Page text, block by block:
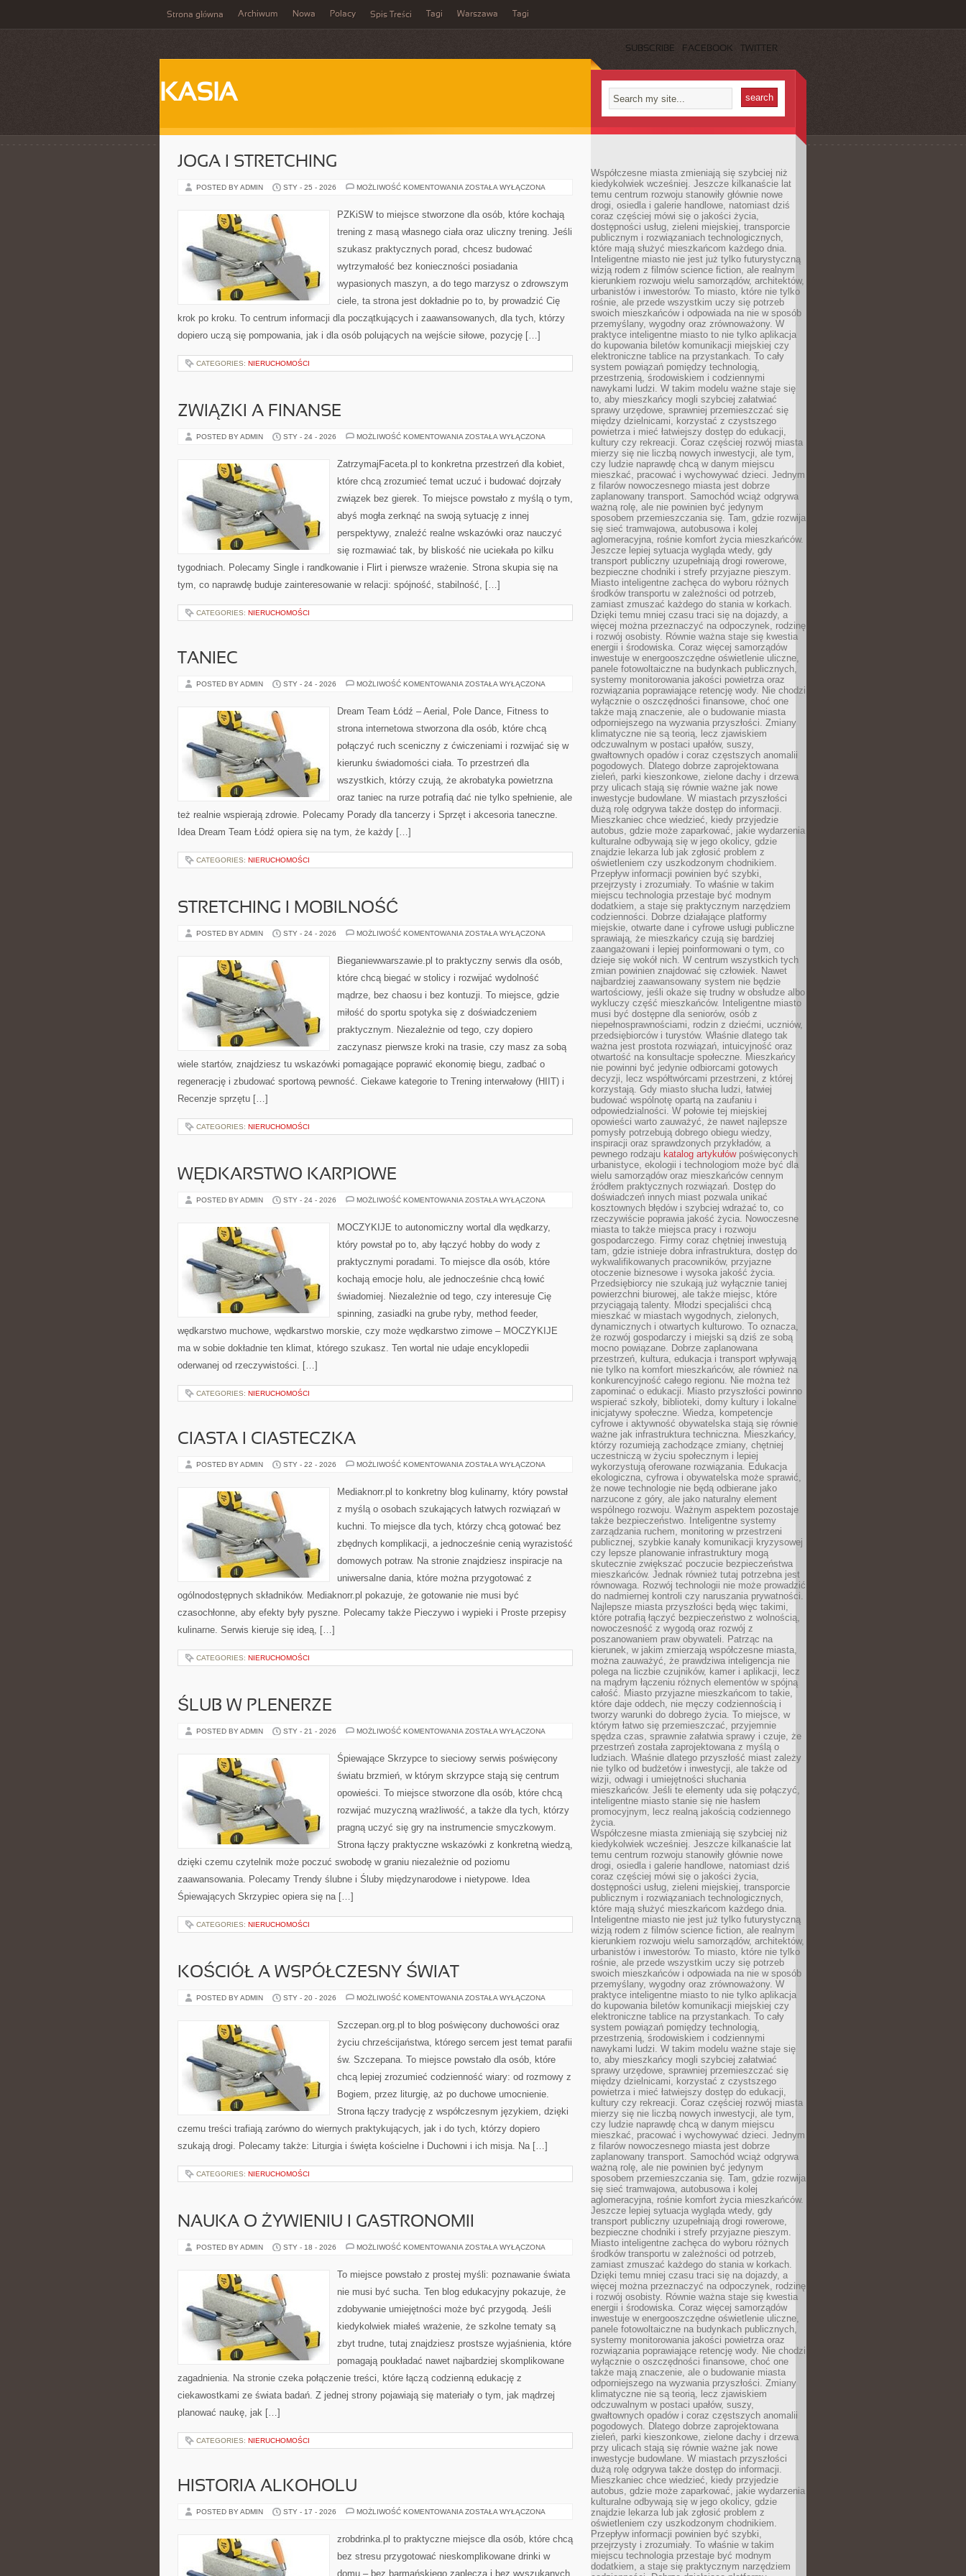
Strona główna Archiwum Nowa Polacy Spis Treści Tagi Warszawa Tagi
SUBSCRIBE FACEBOOK TWITTER
KASIA
JOGA I STRETCHING
POSTED BY ADMIN STY - 25 - 2026 MOŻLIWOŚĆ KOMENTOWANIA JOGA
ZOSTAŁA WYŁĄCZONA
PZKiSW to miejsce stworzone dla osób, które kochają
trening z masą własnego ciała oraz uliczny trening. Jeśli
szukasz praktycznych porad, chcesz budować
wytrzymałość bez konieczności posiadania
wypasionych maszyn, a do tego marzysz o zdrowszym
ciele, ta strona jest dokładnie po to, by prowadzić Cię
krok po kroku. To centrum informacji dla początkujących i zaawansowanych, dla tych, którzy
dopiero uczą się pompowania, jak i dla osób polujących na wejście siłowe, pozycję […]
CATEGORIES: NIERUCHOMOŚCI
ZWIĄZKI A FINANSE
POSTED BY ADMIN STY - 24 - 2026 MOŻLIWOŚĆ KOMENTOWANIA ZWIĄZKI
ZOSTAŁA WYŁĄCZONA
ZatrzymajFaceta.pl to konkretna przestrzeń dla kobiet,
które chcą zrozumieć temat uczuć i budować dojrzały
związek bez gierek. To miejsce powstało z myślą o tym,
abyś mogła zerknąć na swoją sytuację z innej
perspektywy, znaleźć realne wskazówki oraz nauczyć
się rozmawiać tak, by bliskość nie uciekała po kilku
tygodniach. Polecamy Single i randkowanie i Flirt i pierwsze wrażenie. Strona skupia się na
tym, co naprawdę buduje zainteresowanie w relacji: spójność, stabilność, […]
CATEGORIES: NIERUCHOMOŚCI
TANIEC
POSTED BY ADMIN STY - 24 - 2026 MOŻLIWOŚĆ KOMENTOWANIA TANIEC
ZOSTAŁA WYŁĄCZONA
Dream Team Łódź – Aerial, Pole Dance, Fitness to
strona internetowa stworzona dla osób, które chcą
połączyć ruch sceniczny z ćwiczeniami i rozwijać się w
kierunku świadomości ciała. To przestrzeń dla
wszystkich, którzy czują, że akrobatyka powietrzna
oraz taniec na rurze potrafią dać nie tylko spełnienie, ale
też realnie wspierają zdrowie. Polecamy Porady dla tancerzy i Sprzęt i akcesoria taneczne.
Idea Dream Team Łódź opiera się na tym, że każdy […]
CATEGORIES: NIERUCHOMOŚCI
STRETCHING I MOBILNOŚĆ
POSTED BY ADMIN STY - 24 - 2026 MOŻLIWOŚĆ KOMENTOWANIA STRETCHING
ZOSTAŁA WYŁĄCZONA
Bieganiewwarszawie.pl to praktyczny serwis dla osób,
które chcą biegać w stolicy i rozwijać wydolność
mądrze, bez chaosu i bez kontuzji. To miejsce, gdzie
miłość do sportu spotyka się z doświadczeniem
praktycznym. Niezależnie od tego, czy dopiero
zaczynasz pierwsze kroki na trasie, czy masz za sobą
wiele startów, znajdziesz tu wskazówki pomagające poprawić ekonomię biegu, zadbać o
regenerację i zbudować sportową pewność. Ciekawe kategorie to Trening interwałowy (HIIT) i
Recenzje sprzętu […]
CATEGORIES: NIERUCHOMOŚCI
WĘDKARSTWO KARPIOWE
POSTED BY ADMIN STY - 24 - 2026 MOŻLIWOŚĆ KOMENTOWANIA WĘDKARSTWO
ZOSTAŁA WYŁĄCZONA
MOCZYKIJE to autonomiczny wortal dla wędkarzy,
który powstał po to, aby łączyć hobby do wody z
praktycznymi poradami. To miejsce dla osób, które
kochają emocje holu, ale jednocześnie chcą łowić
świadomiej. Niezależnie od tego, czy interesuje Cię
spinning, zasiadki na grube ryby, method feeder,
wędkarstwo muchowe, wędkarstwo morskie, czy może wędkarstwo zimowe – MOCZYKIJE
ma w sobie dokładnie ten klimat, którego szukasz. Ten wortal nie udaje encyklopedii
oderwanej od rzeczywistości. […]
CATEGORIES: NIERUCHOMOŚCI
CIASTA I CIASTECZKA
POSTED BY ADMIN STY - 22 - 2026 MOŻLIWOŚĆ KOMENTOWANIA CIASTA
ZOSTAŁA WYŁĄCZONA
Mediaknorr.pl to konkretny blog kulinarny, który powstał
z myślą o osobach szukających łatwych rozwiązań w
kuchni. To miejsce dla tych, którzy chcą gotować bez
zbędnych komplikacji, a jednocześnie cenią wyrazistość
domowych potraw. Na stronie znajdziesz inspiracje na
uniwersalne dania, które można przygotować z
ogólnodostępnych składników. Mediaknorr.pl pokazuje, że gotowanie nie musi być
czasochłonne, aby efekty były pyszne. Polecamy także Pieczywo i wypieki i Proste przepisy
kulinarne. Serwis kieruje się ideą, […]
CATEGORIES: NIERUCHOMOŚCI
ŚLUB W PLENERZE
POSTED BY ADMIN STY - 21 - 2026 MOŻLIWOŚĆ KOMENTOWANIA ŚLUB
ZOSTAŁA WYŁĄCZONA
Śpiewające Skrzypce to sieciowy serwis poświęcony
światu brzmień, w którym skrzypce stają się centrum
opowieści. To miejsce stworzone dla osób, które chcą
rozwijać muzyczną wrażliwość, a także dla tych, którzy
pragną uczyć się gry na instrumencie smyczkowym.
Strona łączy praktyczne wskazówki z konkretną wiedzą,
dzięki czemu czytelnik może poczuć swobodę w graniu niezależnie od poziomu
zaawansowania. Polecamy Trendy ślubne i Śluby międzynarodowe i nietypowe. Idea
Śpiewających Skrzypiec opiera się na […]
CATEGORIES: NIERUCHOMOŚCI
KOŚCIÓŁ A WSPÓŁCZESNY ŚWIAT
POSTED BY ADMIN STY - 20 - 2026 MOŻLIWOŚĆ KOMENTOWANIA KOŚCIÓŁ
ZOSTAŁA WYŁĄCZONA
Szczepan.org.pl to blog poświęcony duchowości oraz
życiu chrześcijaństwa, którego sercem jest temat parafii
św. Szczepana. To miejsce powstało dla osób, które
chcą lepiej zrozumieć codzienność wiary: od rozmowy z
Bogiem, przez liturgię, aż po duchowe umocnienie.
Strona łączy tradycję z współczesnym językiem, dzięki
czemu treści trafiają zarówno do wiernych praktykujących, jak i do tych, którzy dopiero
szukają drogi. Polecamy także: Liturgia i święta kościelne i Duchowni i ich misja. Na […]
CATEGORIES: NIERUCHOMOŚCI
NAUKA O ŻYWIENIU I GASTRONOMII
POSTED BY ADMIN STY - 18 - 2026 MOŻLIWOŚĆ KOMENTOWANIA NAUKA
GASTRONOMII
ZOSTAŁA WYŁĄCZONA
To miejsce powstało z prostej myśli: poznawanie świata
nie musi być sucha. Ten blog edukacyjny pokazuje, że
zdobywanie umiejętności może być przygodą. Jeśli
kiedykolwiek miałeś wrażenie, że szkolne tematy są
zbyt trudne, tutaj znajdziesz prostsze wyjaśnienia, które
pomagają poukładać nawet najbardziej skomplikowane
zagadnienia. Na stronie czeka połączenie treści, które łączą codzienną edukację z
ciekawostkami ze świata badań. Z jednej strony pojawiają się materiały o tym, jak mądrzej
planować naukę, jak […]
CATEGORIES: NIERUCHOMOŚCI
HISTORIA ALKOHOLU
POSTED BY ADMIN STY - 17 - 2026 MOŻLIWOŚĆ KOMENTOWANIA HISTORIA
ZOSTAŁA WYŁĄCZONA
zrobdrinka.pl to praktyczne miejsce dla osób, które chcą
bez stresu przygotować nieskomplikowane drinki w
domu – bez barmańskiego zaplecza i bez wyszukanych
Współczesne miasta zmieniają się szybciej niż
kiedykolwiek wcześniej. Jeszcze kilkanaście lat
temu centrum rozwoju stanowiły głównie nowe
drogi, osiedla i galerie handlowe, natomiast dziś
coraz częściej mówi się o jakości życia,
dostępności usług, zieleni miejskiej, transporcie
publicznym i rozwiązaniach technologicznych,
które mają służyć mieszkańcom każdego dnia.
Inteligentne miasto nie jest już tylko futurystyczną
wizją rodem z filmów science fiction, ale realnym
kierunkiem rozwoju wielu samorządów, architektów,
urbanistów i inwestorów. To miasto, które nie tylko
rośnie, ale przede wszystkim uczy się potrzeb
swoich mieszkańców i odpowiada na nie w sposób
przemyślany, wygodny oraz zrównoważony. W
praktyce inteligentne miasto to nie tylko aplikacja
do kupowania biletów komunikacji miejskiej czy
elektroniczne tablice na przystankach. To cały
system powiązań pomiędzy technologią,
przestrzenią, środowiskiem i codziennymi
nawykami ludzi. W takim modelu ważne staje się
to, aby mieszkańcy mogli szybciej załatwiać
sprawy urzędowe, sprawniej przemieszczać się
między dzielnicami, korzystać z czystszego
powietrza i mieć łatwiejszy dostęp do edukacji,
kultury czy rekreacji. Coraz częściej rozwój miasta
mierzy się nie liczbą nowych inwestycji, ale tym,
czy ludzie naprawdę chcą w danym miejscu
mieszkać, pracować i wychowywać dzieci. Jednym
z filarów nowoczesnego miasta jest dobrze
zaplanowany transport. Samochód wciąż odgrywa
ważną rolę, ale nie powinien być jedynym
sposobem przemieszczania się. Tam, gdzie rozwija
się sieć tramwajowa, autobusowa i kolej
aglomeracyjna, rośnie komfort życia mieszkańców.
Jeszcze lepiej sytuacja wygląda wtedy, gdy
transport publiczny uzupełniają drogi rowerowe,
bezpieczne chodniki i strefy przyjazne pieszym.
Miasto inteligentne zachęca do wyboru różnych
środków transportu w zależności od potrzeb,
zamiast zmuszać każdego do stania w korkach.
Dzięki temu mniej czasu traci się na dojazdy, a
więcej można przeznaczyć na odpoczynek, rodzinę
i rozwój osobisty. Równie ważna staje się kwestia
energii i środowiska. Coraz więcej samorządów
inwestuje w energooszczędne oświetlenie uliczne,
panele fotowoltaiczne na budynkach publicznych,
systemy monitorowania jakości powietrza oraz
rozwiązania poprawiające retencję wody. Nie chodzi
wyłącznie o oszczędności finansowe, choć one
także mają znaczenie, ale o budowanie miasta
odporniejszego na wyzwania przyszłości. Zmiany
klimatyczne nie są teorią, lecz zjawiskiem
odczuwalnym w postaci upałów, suszy,
gwałtownych opadów i coraz częstszych anomalii
pogodowych. Dlatego dobrze zaprojektowana
zieleń, parki kieszonkowe, zielone dachy i drzewa
przy ulicach stają się równie ważne jak nowe
inwestycje budowlane. W miastach przyszłości
dużą rolę odgrywa także dostęp do informacji.
Mieszkaniec chce wiedzieć, kiedy przyjedzie
autobus, gdzie może zaparkować, jakie wydarzenia
kulturalne odbywają się w jego okolicy, gdzie
znajdzie lekarza lub jak zgłosić problem z
oświetleniem czy uszkodzonym chodnikiem.
Przepływ informacji powinien być szybki,
przejrzysty i zrozumiały. To właśnie w takim
miejscu technologia przestaje być modnym
dodatkiem, a staje się praktycznym narzędziem
codzienności. Dobrze działające platformy
miejskie, otwarte dane i cyfrowe usługi publiczne
sprawiają, że mieszkańcy czują się bardziej
zaangażowani i lepiej poinformowani o tym, co
dzieje się wokół nich. W centrum wszystkich tych
zmian powinien znajdować się człowiek. Nawet
najbardziej zaawansowany system nie będzie
wartościowy, jeśli okaże się trudny w obsłudze albo
wykluczy część mieszkańców. Inteligentne miasto
musi być dostępne dla seniorów, osób z
niepełnosprawnościami, rodzin z dziećmi, uczniów,
przedsiębiorców i turystów. Właśnie dlatego tak
ważna jest prostota rozwiązań, intuicyjność oraz
otwartość na konsultacje społeczne. Mieszkańcy
nie powinni być jedynie odbiorcami gotowych
decyzji, lecz współtwórcami przestrzeni, z której
korzystają. Gdy miasto słucha ludzi, łatwiej
budować wspólnotę opartą na zaufaniu i
odpowiedzialności. W połowie tej miejskiej
opowieści warto zauważyć, że nawet najlepsze
pomysły potrzebują dobrego obiegu wiedzy,
inspiracji oraz sprawdzonych przykładów, a
pewnego rodzaju katalog artykułówpoświęconych
urbanistyce, ekologii i technologiom może być dla
wielu samorządów oraz mieszkańców cennym
źródłem praktycznych rozwiązań. Dostęp do
doświadczeń innych miast pozwala unikać
kosztownych błędów i szybciej wdrażać to, co
rzeczywiście poprawia jakość życia. Nowoczesne
miasta to także miejsca pracy i rozwoju
gospodarczego. Firmy coraz chętniej inwestują
tam, gdzie istnieje dobra infrastruktura, dostęp do
wykwalifikowanych pracowników, przyjazne
otoczenie biznesowe i wysoka jakość życia.
Przedsiębiorcy nie szukają już wyłącznie taniej
powierzchni biurowej, ale także miejsc, które
przyciągają talenty. Młodzi specjaliści chcą
mieszkać w miastach wygodnych, zielonych,
dynamicznych i otwartych kulturowo. To oznacza,
że rozwój gospodarczy i miejski są dziś ze sobą
mocno powiązane. Dobrze zaplanowana
przestrzeń, kultura, edukacja i transport wpływają
nie tylko na komfort mieszkańców, ale również na
konkurencyjność całego regionu. Nie można też
zapominać o edukacji. Miasto przyszłości powinno
wspierać szkoły, biblioteki, domy kultury i lokalne
inicjatywy społeczne. Wiedza, kompetencje
cyfrowe i aktywność obywatelska stają się równie
ważne jak infrastruktura techniczna. Mieszkańcy,
którzy rozumieją zachodzące zmiany, chętniej
uczestniczą w życiu społecznym i lepiej
wykorzystują oferowane rozwiązania. Edukacja
ekologiczna, cyfrowa i obywatelska może sprawić,
że nowe technologie nie będą odbierane jako
narzucone z góry, ale jako naturalny element
wspólnego rozwoju. Ważnym aspektem pozostaje
także bezpieczeństwo. Inteligentne systemy
zarządzania ruchem, monitoring w przestrzeni
publicznej, szybkie kanały komunikacji kryzysowej
czy lepsze planowanie infrastruktury mogą
skutecznie zwiększać poczucie bezpieczeństwa
mieszkańców. Jednak również tutaj potrzebna jest
równowaga. Rozwój technologii nie może prowadzić
do nadmiernej kontroli czy naruszania prywatności.
Najlepsze miasta przyszłości będą więc takimi,
które potrafią łączyć bezpieczeństwo z wolnością,
nowoczesność z wygodą oraz rozwój z
poszanowaniem praw obywateli. Patrząc na
kierunek, w jakim zmierzają współczesne miasta,
można zauważyć, że prawdziwa inteligencja nie
polega na liczbie czujników, kamer i aplikacji, lecz
na mądrym łączeniu różnych elementów w spójną
całość. Miasto przyjazne mieszkańcom to takie,
które daje oddech, nie męczy codziennością i
tworzy warunki do dobrego życia. To miejsce, w
którym łatwo się przemieszczać, przyjemnie
spędza czas, sprawnie załatwia sprawy i czuje, że
przestrzeń została zaprojektowana z myślą o
ludziach. Właśnie dlatego przyszłość miast zależy
nie tylko od budżetów i inwestycji, ale także od
wizji, odwagi i umiejętności słuchania
mieszkańców. Jeśli te elementy uda się połączyć,
inteligentne miasto stanie się nie hasłem
promocyjnym, lecz realną jakością codziennego
życia.
Współczesne miasta zmieniają się szybciej niż
kiedykolwiek wcześniej. Jeszcze kilkanaście lat
temu centrum rozwoju stanowiły głównie nowe
drogi, osiedla i galerie handlowe, natomiast dziś
coraz częściej mówi się o jakości życia,
dostępności usług, zieleni miejskiej, transporcie
publicznym i rozwiązaniach technologicznych,
które mają służyć mieszkańcom każdego dnia.
Inteligentne miasto nie jest już tylko futurystyczną
wizją rodem z filmów science fiction, ale realnym
kierunkiem rozwoju wielu samorządów, architektów,
urbanistów i inwestorów. To miasto, które nie tylko
rośnie, ale przede wszystkim uczy się potrzeb
swoich mieszkańców i odpowiada na nie w sposób
przemyślany, wygodny oraz zrównoważony. W
praktyce inteligentne miasto to nie tylko aplikacja
do kupowania biletów komunikacji miejskiej czy
elektroniczne tablice na przystankach. To cały
system powiązań pomiędzy technologią,
przestrzenią, środowiskiem i codziennymi
nawykami ludzi. W takim modelu ważne staje się
to, aby mieszkańcy mogli szybciej załatwiać
sprawy urzędowe, sprawniej przemieszczać się
między dzielnicami, korzystać z czystszego
powietrza i mieć łatwiejszy dostęp do edukacji,
kultury czy rekreacji. Coraz częściej rozwój miasta
mierzy się nie liczbą nowych inwestycji, ale tym,
czy ludzie naprawdę chcą w danym miejscu
mieszkać, pracować i wychowywać dzieci. Jednym
z filarów nowoczesnego miasta jest dobrze
zaplanowany transport. Samochód wciąż odgrywa
ważną rolę, ale nie powinien być jedynym
sposobem przemieszczania się. Tam, gdzie rozwija
się sieć tramwajowa, autobusowa i kolej
aglomeracyjna, rośnie komfort życia mieszkańców.
Jeszcze lepiej sytuacja wygląda wtedy, gdy
transport publiczny uzupełniają drogi rowerowe,
bezpieczne chodniki i strefy przyjazne pieszym.
Miasto inteligentne zachęca do wyboru różnych
środków transportu w zależności od potrzeb,
zamiast zmuszać każdego do stania w korkach.
Dzięki temu mniej czasu traci się na dojazdy, a
więcej można przeznaczyć na odpoczynek, rodzinę
i rozwój osobisty. Równie ważna staje się kwestia
energii i środowiska. Coraz więcej samorządów
inwestuje w energooszczędne oświetlenie uliczne,
panele fotowoltaiczne na budynkach publicznych,
systemy monitorowania jakości powietrza oraz
rozwiązania poprawiające retencję wody. Nie chodzi
wyłącznie o oszczędności finansowe, choć one
także mają znaczenie, ale o budowanie miasta
odporniejszego na wyzwania przyszłości. Zmiany
klimatyczne nie są teorią, lecz zjawiskiem
odczuwalnym w postaci upałów, suszy,
gwałtownych opadów i coraz częstszych anomalii
pogodowych. Dlatego dobrze zaprojektowana
zieleń, parki kieszonkowe, zielone dachy i drzewa
przy ulicach stają się równie ważne jak nowe
inwestycje budowlane. W miastach przyszłości
dużą rolę odgrywa także dostęp do informacji.
Mieszkaniec chce wiedzieć, kiedy przyjedzie
autobus, gdzie może zaparkować, jakie wydarzenia
kulturalne odbywają się w jego okolicy, gdzie
znajdzie lekarza lub jak zgłosić problem z
oświetleniem czy uszkodzonym chodnikiem.
Przepływ informacji powinien być szybki,
przejrzysty i zrozumiały. To właśnie w takim
miejscu technologia przestaje być modnym
dodatkiem, a staje się praktycznym narzędziem